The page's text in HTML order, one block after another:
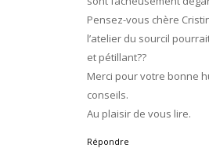
Pensez-vous chère
l’atelier du sourcil
et pétillant??
Merci pour votre bonne
conseils.
Au plaisir de vous lire.
Répondre